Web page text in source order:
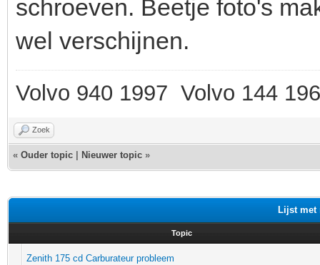
schroeven. Beetje foto's
wel verschijnen.
Volvo 940 1997 Volvo 144
Zoek
« Ouder topic Nieuwer topic »
Lijst met
Topic
Zenith 175 cd Carburateur probleem